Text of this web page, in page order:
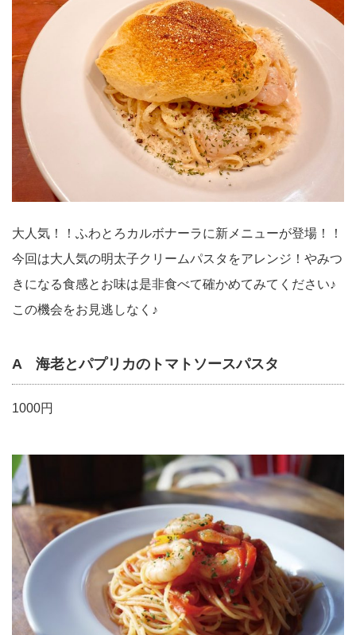
大人気！！ふわとろカルボナーラに新メニューが登場！！
今回は大人気の明太子クリームパスタをアレンジ！やみつ
きになる食感とお味は是非食べて確かめてみてください♪
この機会をお見逃しなく♪
A 海老とパプリカのトマトソースパスタ
1000円